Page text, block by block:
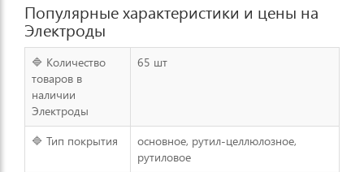
Популярные характеристики и цены на
Электроды
🔷 Количество
товаров в
наличии
Электроды
65 шт
🔷 Тип покрытия
основное, рутил-целлюлозное,
рутиловое